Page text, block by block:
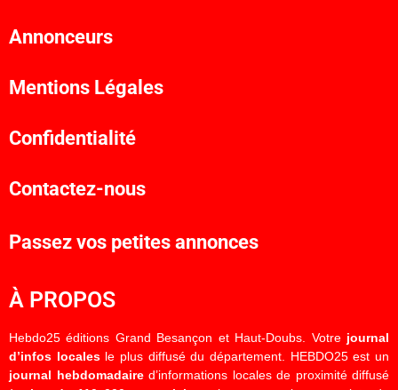
Annonceurs
Mentions Légales
Confidentialité
Contactez-nous
Passez vos petites annonces
À PROPOS
Hebdo25 éditions Grand Besançon et Haut-Doubs. Votre journal
d’infos localesle plus diffusé du département. HEBDO25 est un
journal hebdomadaired’informations locales de proximité diffusé